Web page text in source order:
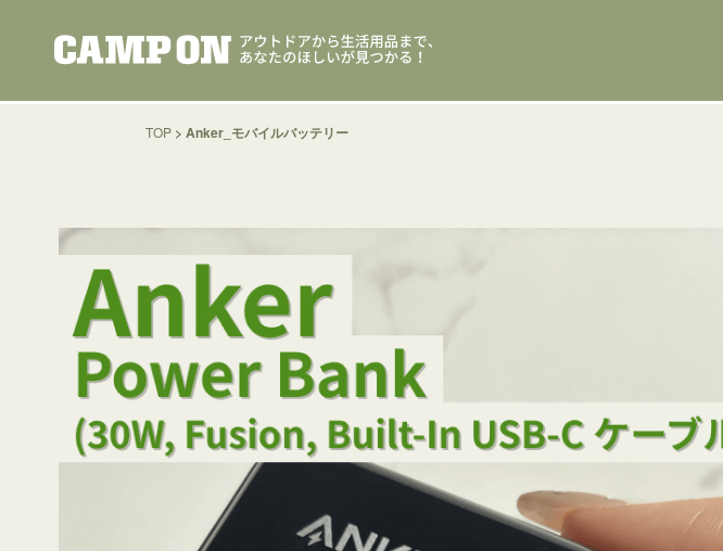
TOP >Anker_モバイルバッテリー